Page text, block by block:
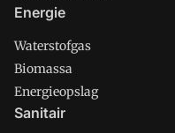
Energie
Waterstofgas
Biomassa
Energieopslag
Sanitair